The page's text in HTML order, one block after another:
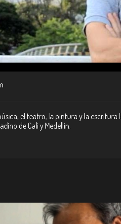
el teatro, la pintura y la
de Cali y Medellín.